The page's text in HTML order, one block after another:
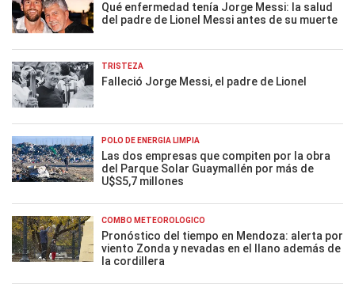
Qué enfermedad tenía Jorge Messi: la salud
del padre de Lionel Messi antes de su muerte
TRISTEZA
Falleció Jorge Messi, el padre de Lionel
POLO DE ENERGÍA LIMPIA
Las dos empresas que compiten por la obra
del Parque Solar Guaymallén por más de
U$S5,7 millones
COMBO METEOROLÓGICO
Pronóstico del tiempo en Mendoza: alerta por
viento Zonda y nevadas en el llano además de
la cordillera